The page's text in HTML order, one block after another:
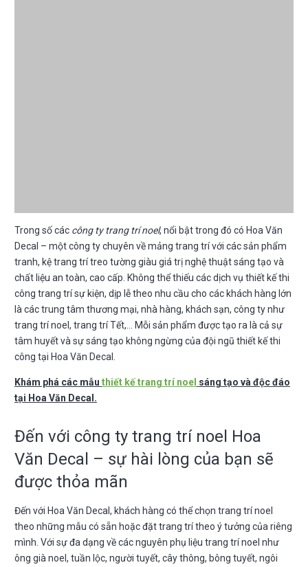
Trong số các công ty trang trí noel, nổi bật trong đó có Hoa Văn
Decal – một công ty chuyên về mảng trang trí với các sản phẩm
tranh, kệ trang trí treo tường giàu giá trị nghệ thuật sáng tạo và
chất liệu an toàn, cao cấp. Không thể thiếu các dịch vụ thiết kế thi
công trang trí sự kiện, dịp lễ theo nhu cầu cho các khách hàng lớn
là các trung tâm thương mại, nhà hàng, khách sạn, công ty như
trang trí noel, trang trí Tết,… Mỗi sản phẩm được tạo ra là cả sự
tâm huyết và sự sáng tạo không ngừng của đội ngũ thiết kế thi
công tại Hoa Văn Decal.
Khám phá các mẫu thiết kế trang trí noel sáng tạo và độc đáo
tại Hoa Văn Decal.
Đến với công ty trang trí noel Hoa
Văn Decal – sự hài lòng của bạn sẽ
được thỏa mãn
Đến với Hoa Văn Decal, khách hàng có thể chọn trang trí noel
theo những mẫu có sẵn hoặc đặt trang trí theo ý tưởng của riêng
mình. Với sự đa dạng về các nguyên phụ liệu trang trí noel như
ông già noel, tuần lộc, người tuyết, cây thông, bông tuyết, ngôi